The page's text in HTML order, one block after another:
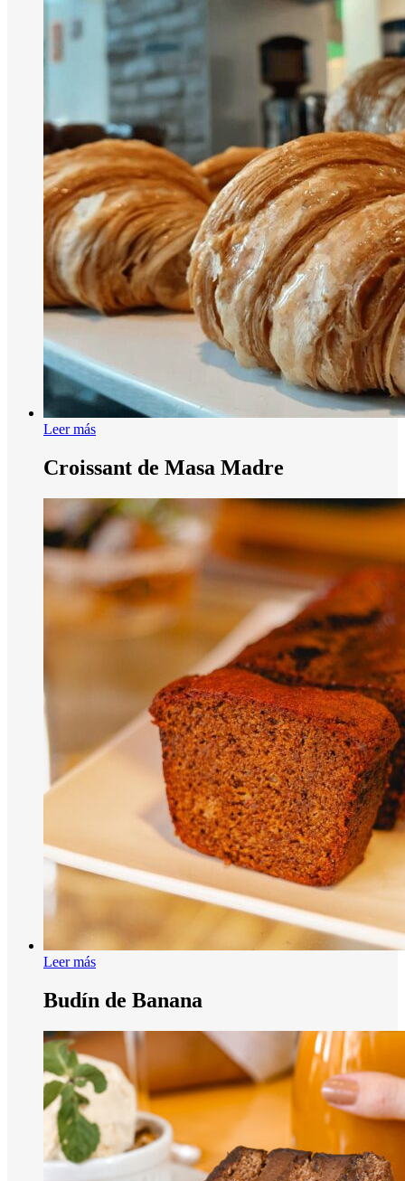
Leer más
Croissant de Masa Madre
Leer más
Budín de Banana